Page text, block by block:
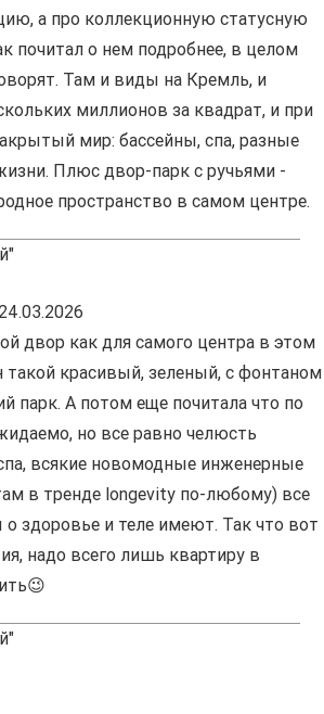
а про коллекционную статусную
почитал о нем подробнее, в целом
Там и виды на Кремль, и
миллионов за квадрат, и при
мир: бассейны, спа, разные
Плюс двор-парк с ручьями -
пространство в самом центре.
24.03.2026
двор как для самого центра в этом
такой красивый, зеленый, с фонтаном
парк. А потом еще почитала что по
но все равно челюсть
всякие новомодные инженерные
в тренде longevity по-любому) все
о здоровье и теле имеют. Так что вот
надо всего лишь квартиру в